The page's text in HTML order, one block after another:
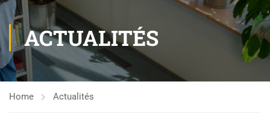
ACTUALITÉS
Home Actualités